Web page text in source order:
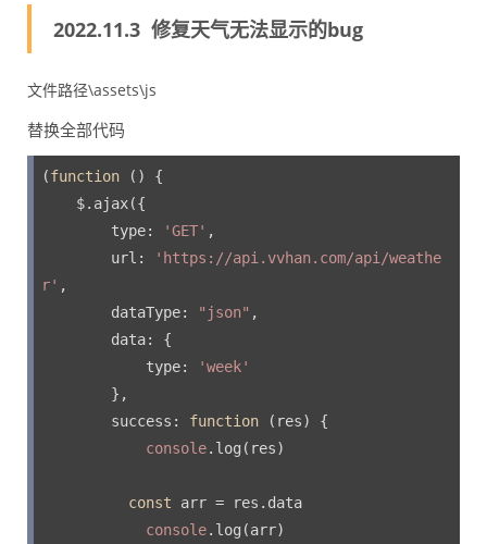
2022.11.3 修复天气无法显示的bug
文件路径\assets\js
替换全部代码
(function ( ) {
$.ajax({
type: 'GET' ,
url :
'https://api.vvhan.com/api/weathe
r' ,
dataType: "json" ,
data: {
type:
'week'
},
success : function ( res) {
console.log(res)
const arr = res.data
console.log(arr)